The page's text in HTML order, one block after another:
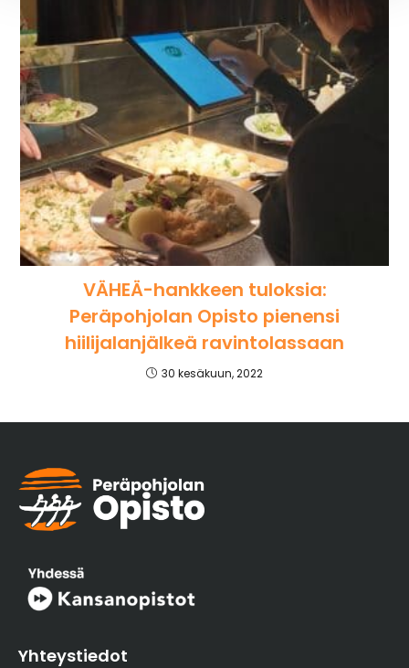
VÄHEÄ-hankkeen tuloksia:
Peräpohjolan Opisto pienensi
hiilijalanjälkeä ravintolassaan
30 kesäkuun, 2022
Yhteystiedot